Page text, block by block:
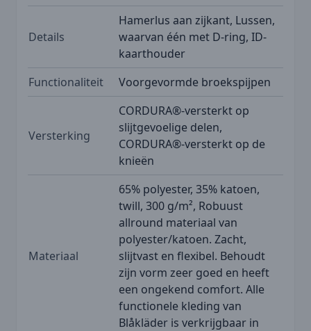
Details
Hamerlus aan zijkant, Lussen,
waarvan één met D-ring, ID-
kaarthouder
Functionaliteit
Voorgevormde broekspijpen
Versterking
CORDURA®-versterkt op
slijtgevoelige delen,
CORDURA®-versterkt op de
knieën
Materiaal
65% polyester, 35% katoen,
twill, 300 g/m², Robuust
allround materiaal van
polyester/katoen. Zacht,
slijtvast en flexibel. Behoudt
zijn vorm zeer goed en heeft
een ongekend comfort. Alle
functionele kleding van
Blåkläder is verkrijgbaar in